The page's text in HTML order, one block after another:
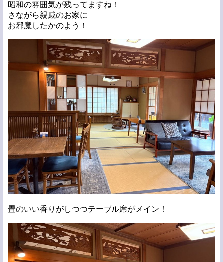
昭和の雰囲気が残ってますね！
さながら親戚のお家に
お邪魔したかのよう！
畳のいい香りがしつつテーブル席がメイン！